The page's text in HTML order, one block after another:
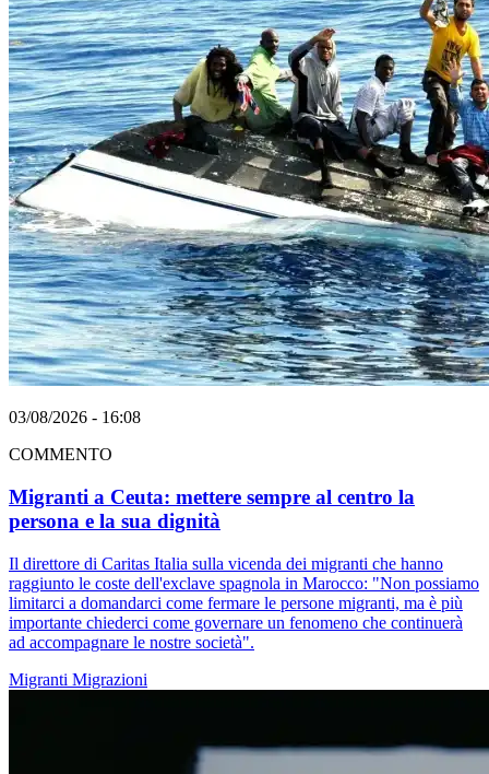
03/08/2026 - 16:08
COMMENTO
Migranti a Ceuta: mettere sempre al centro la
persona e la sua dignità
Il direttore di Caritas Italia sulla vicenda dei migranti che hanno
raggiunto le coste dell'exclave spagnola in Marocco: "Non possiamo
limitarci a domandarci come fermare le persone migranti, ma è più
importante chiederci come governare un fenomeno che continuerà
ad accompagnare le nostre società".
Migranti Migrazioni